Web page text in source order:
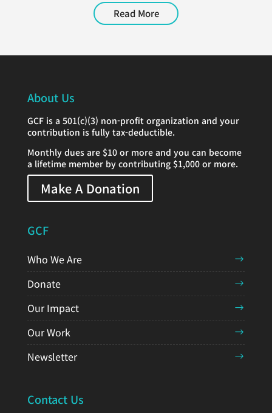
Read More
About Us
GCF is a 501(c)(3) non-profit organization and your
contribution is fully tax-deductible.
Monthly dues are $10 or more and you can become
a lifetime member by contributing $1,000 or more.
Make A Donation
GCF
Who We Are
Donate
Our Impact
Our Work
Newsletter
Contact Us